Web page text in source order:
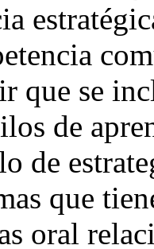
que se
de
de
que
oral